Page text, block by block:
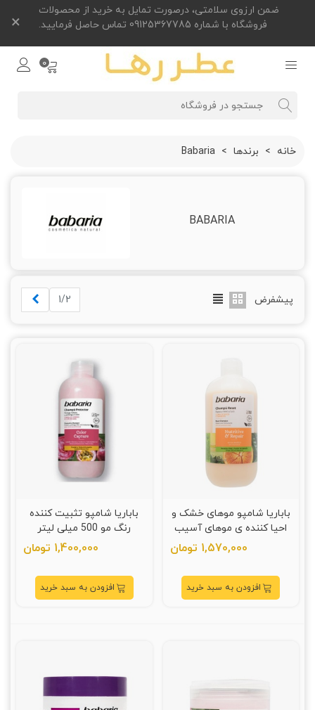
ضمن ارزوی سلامتی، درصورت تمایل به خرید از محصولات
فروشگاه با شماره 09125367785 تماس حاصل فرمایید.
×
0
خانه > برندها >
Babaria
BABARIA
پیشفرض 1/2
باباریا شامپو موهای خشک و
احیا کننده ی موهای آسیب
1,570,000 تومان
افزودن به سبد خرید
باباریا شامپو تثبیت کننده
رنگ مو 500 میلی لیتر
1,400,000 تومان
افزودن به سبد خرید